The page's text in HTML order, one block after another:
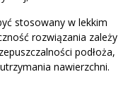
stosowany w lekkim
rozwiązania zależy
podłoża,
nawierzchni.